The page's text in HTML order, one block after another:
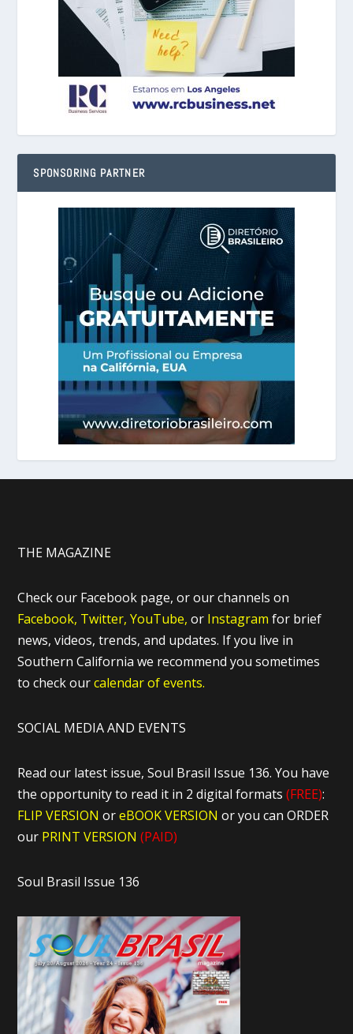
SPONSORING PARTNER
THE MAGAZINE
Check our Facebook page, or our channels on
Facebook, Twitter, YouTube, or Instagram for brief
news, videos, trends, and updates. If you live in
Southern California we recommend you sometimes
to check ourcalendar of events.
SOCIAL MEDIA AND EVENTS
Read our latest issue, Soul Brasil Issue 136. You have
the opportunity to read it in 2 digital formats(FREE):
FLIP VERSION oreBOOK VERSIONor you can ORDER
our PRINT VERSION (PAID)
Soul Brasil Issue 136